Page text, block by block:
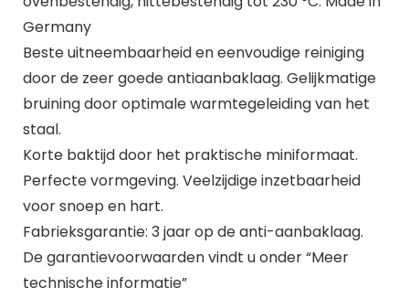
Germany
Beste uitneembaarheid en eenvoudige reiniging
door de zeer goede antiaanbaklaag. Gelijkmatige
bruining door optimale warmtegeleiding van het
staal.
Korte baktijd door het praktische miniformaat.
Perfecte vormgeving. Veelzijdige inzetbaarheid
voor snoep en hart.
Fabrieksgarantie: 3 jaar op de anti-aanbaklaag.
De garantievoorwaarden vindt u onder “Meer
technische informatie”